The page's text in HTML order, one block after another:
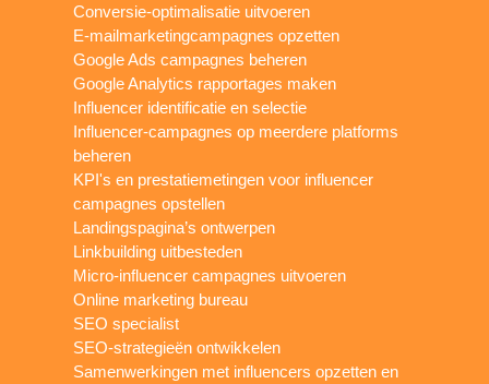
Conversie-optimalisatie uitvoeren
E-mailmarketingcampagnes opzetten
Google Ads campagnes beheren
Google Analytics rapportages maken
Influencer identificatie en selectie
Influencer-campagnes op meerdere platforms
beheren
KPI's en prestatiemetingen voor influencer
campagnes opstellen
Landingspagina’s ontwerpen
Linkbuilding uitbesteden
Micro-influencer campagnes uitvoeren
Online marketing bureau
SEO specialist
SEO-strategieën ontwikkelen
Samenwerkingen met influencers opzetten en